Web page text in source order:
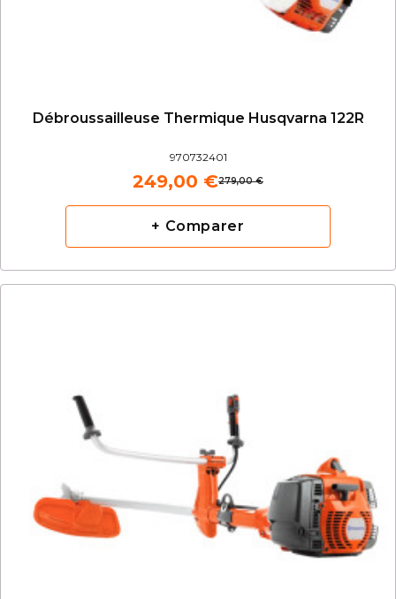
Débroussailleuse Thermique Husqvarna 122R
970732401
279,00 €
249,00 €
+ Comparer